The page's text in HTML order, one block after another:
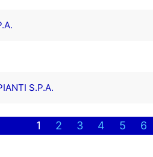
S.P.A.
1 2 3 4 5 6